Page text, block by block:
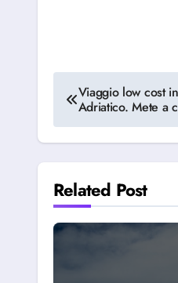
articoli
Viaggio low cost
Adriatico. Mete a
Related Post